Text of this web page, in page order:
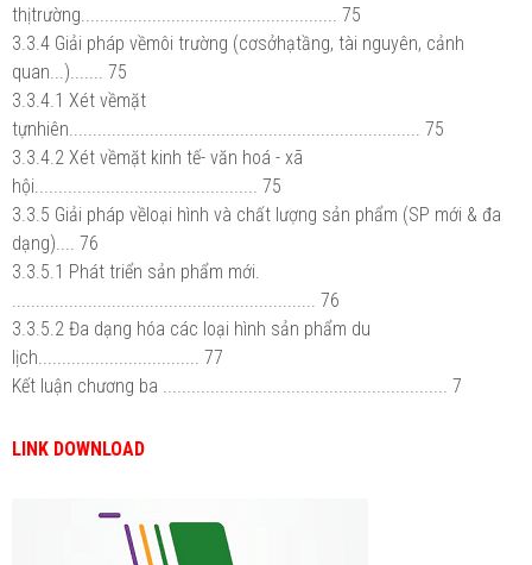
thịtrường...................................................... 75
3.3.4 Giải pháp vềmôi trường (cơsởhạtầng, tài nguyên, cảnh
quan...)....... 75
3.3.4.1 Xét vềmặt
tựnhiên.......................................................................... 75
3.3.4.2 Xét vềmặt kinh tế- văn hoá - xã
hội............................................... 75
3.3.5 Giải pháp vềloại hình và chất lượng sản phẩm (SP mới & đa
dạng).... 76
3.3.5.1 Phát triển sản phẩm mới.
................................................................ 76
3.3.5.2 Đa dạng hóa các loại hình sản phẩm du
lịch.................................. 77
Kết luận chương ba ............................................................ 7
LINK DOWNLOAD